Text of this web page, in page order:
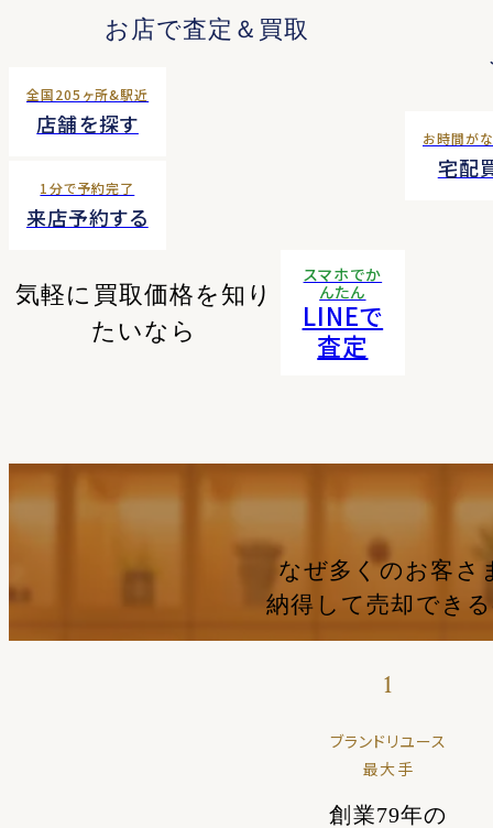
お店で査定＆買取
全国205ヶ所&駅近
店舗を探す
1分で予約完了
来店予約する
お時間が
宅配
気軽に買取価格を知り
たいなら
スマホでか
んたん
LINEで
査定
なぜ多くのお客さ
納得して売却でき
1
ブランドリユース
最大手
創業79年の